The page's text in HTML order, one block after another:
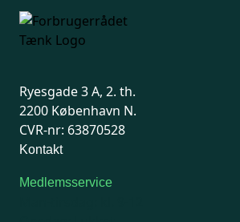
Ryesgade 3 A, 2. th.
2200 København N.
CVR-nr: 63870528
Kontakt
Medlemsservice